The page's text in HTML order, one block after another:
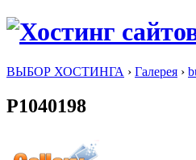
ВЫБОР ХОСТИНГА › Галерея ›
P1040198